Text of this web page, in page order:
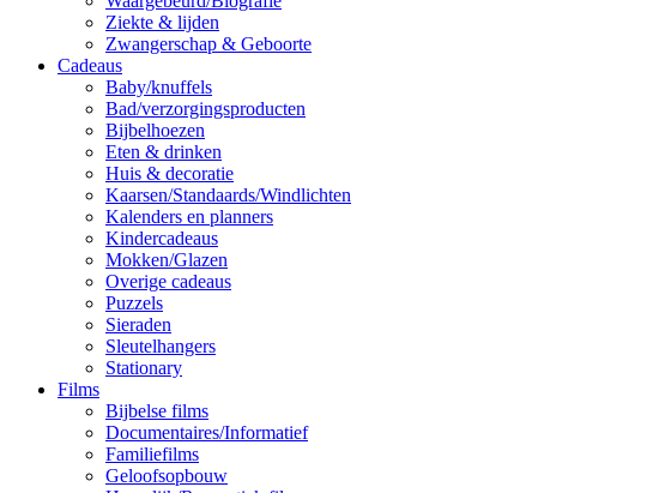
Ziekte & lijden
Zwangerschap & Geboorte
Cadeaus
Baby/knuffels
Bad/verzorgingsproducten
Bijbelhoezen
Eten & drinken
Huis & decoratie
Kaarsen/Standaards/Windlichten
Kalenders en planners
Kindercadeaus
Mokken/Glazen
Overige cadeaus
Puzzels
Sieraden
Sleutelhangers
Stationary
Films
Bijbelse films
Documentaires/Informatief
Familiefilms
Geloofsopbouw